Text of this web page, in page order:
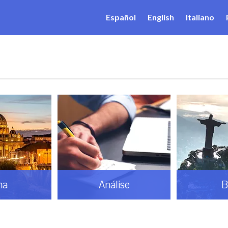
Español English Italiano
Análise